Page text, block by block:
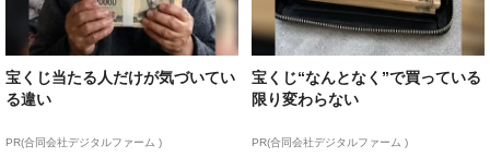
宝くじ当たる人だけが気づいてい
る違い
PR(合同会社デジタルファーム )
宝くじ“なんとなく”で買っている
限り変わらない
PR(合同会社デジタルファーム )